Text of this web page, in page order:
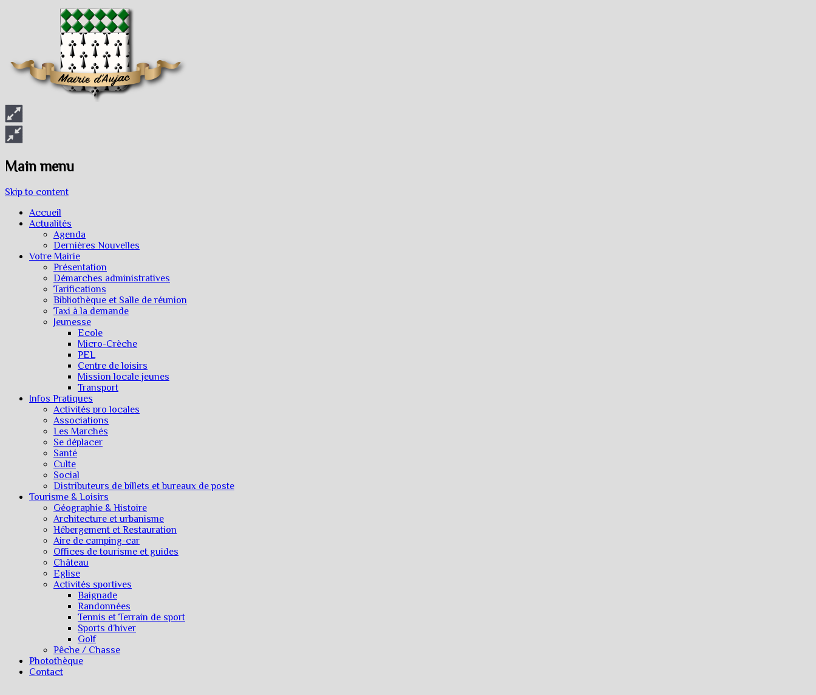
Main menu
Skip to content
Accueil
Actualités
Agenda
Dernières Nouvelles
Votre Mairie
Présentation
Démarches administratives
Tarifications
Bibliothèque et Salle de réunion
Taxi à la demande
Jeunesse
Ecole
Micro-Crèche
PEL
Centre de loisirs
Mission locale jeunes
Transport
Infos Pratiques
Activités pro locales
Associations
Les Marchés
Se déplacer
Santé
Culte
Social
Distributeurs de billets et bureaux de poste
Tourisme & Loisirs
Géographie & Histoire
Architecture et urbanisme
Hébergement et Restauration
Aire de camping-car
Offices de tourisme et guides
Château
Eglise
Activités sportives
Baignade
Randonnées
Tennis et Terrain de sport
Sports d’hiver
Golf
Pêche / Chasse
Photothèque
Contact